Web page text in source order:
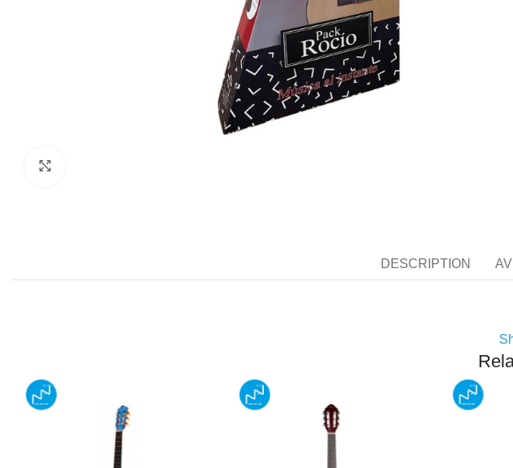
DESCRIPTION